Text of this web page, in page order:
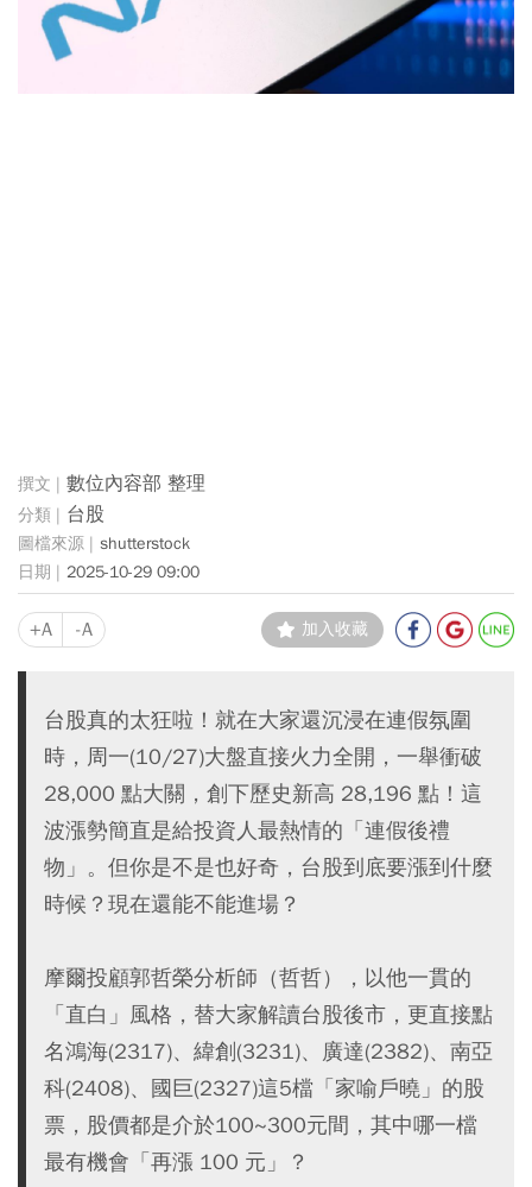
數位內容部 整理
台股
shutterstock
2025-10-29 09:00
+A -A 加入收藏
台股真的太狂啦！就在大家還沉浸在連假氛圍
時，周一(10/27)大盤直接火力全開，一舉衝破
28,000 點大關，創下歷史新高 28,196 點！這
波漲勢簡直是給投資人最熱情的「連假後禮
物」。但你是不是也好奇，台股到底要漲到什麼
時候？現在還能不能進場？
摩爾投顧郭哲榮分析師（哲哲），以他一貫的
「直白」風格，替大家解讀台股後市，更直接點
名鴻海(2317)、緯創(3231)、廣達(2382)、南亞
科(2408)、國巨(2327)這5檔「家喻戶曉」的股
票，股價都是介於100~300元間，其中哪一檔
最有機會「再漲 100 元」？